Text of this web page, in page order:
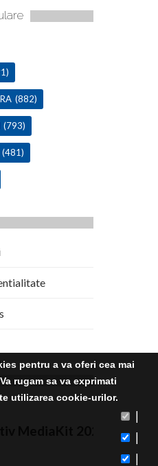
(882)
(793)
(481)
MediaKit 2020
pentru a va oferi cea mai
rugam sa va exprimati
utilizarea cookie-urilor.